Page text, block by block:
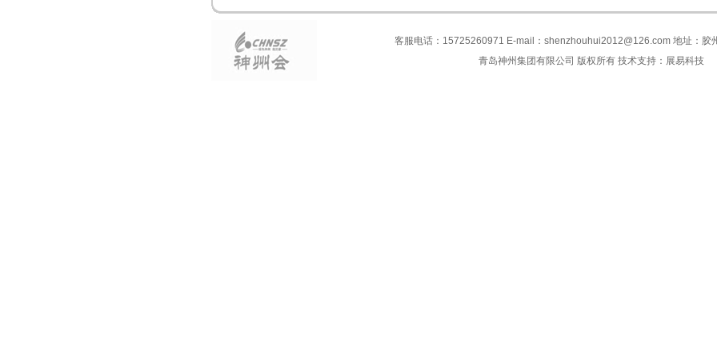
客服电话：15725260971 E-mail：shenzhouhui2012@126.com 地址：胶
青岛神州集团有限公司 版权所有 技术支持： 展易科技